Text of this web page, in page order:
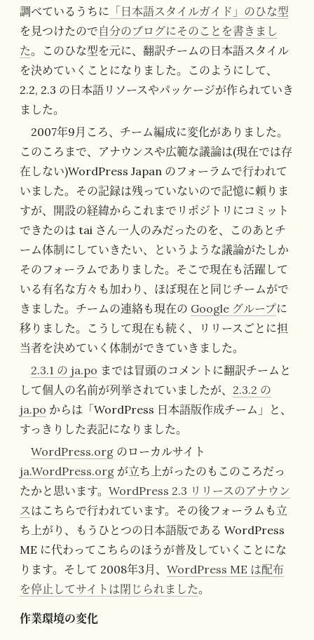
調べているうちに 「日本語スタイルガイド」のひな型
を見つけたので 自分のブログにそのことを書きまし
た。このひな型を元に、翻訳チームの日本語スタイル
を決めていくことになりました。このようにして、
2.2, 2.3 の日本語リソースやパッケージが作られていき
ました。
2007年9月ころ、チーム編成に変化がありました。
このころまで、アナウンスや広範な議論は(現在では存
在しない)WordPress Japan のフォーラムで行われて
いました。その記録は残っていないので記憶に頼りま
すが、開設の経緯からこれまでリポジトリにコミット
できたのは tai さん一人のみだったのを、このあとチ
ーム体制にしていきたい、というような議論がたしか
そのフォーラムでありました。そこで現在も活躍して
いる有名な方々も加わり、ほぼ現在と同じチームがで
きました。チームの連絡も現在の Google グループに
移りました。こうして現在も続く、リリースごとに担
当者を決めていく体制ができていきました。
2.3.1 の ja.po までは冒頭のコメントに翻訳チームと
して個人の名前が列挙されていましたが、 2.3.2 の
ja.po からは「WordPress 日本語版作成チーム」と、
すっきりした表記になりました。
WordPress.org のローカルサイト
ja.WordPress.org が立ち上がったのもこのころだっ
たかと思います。 WordPress 2.3 リリースのアナウン
スはこちらで行われています。その後フォーラムも立
ち上がり、もうひとつの日本語版である WordPress
ME に代わってこちらのほうが普及していくことにな
ります。そして 2008年3月、 WordPress ME は配布
を停止してサイトは閉じられました。
作業環境の変化